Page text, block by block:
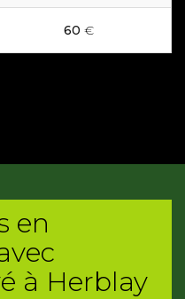
60 €
en
à Herblay